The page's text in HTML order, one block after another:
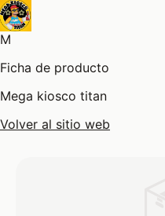
M
Ficha de producto
Mega kiosco titan
Volver al sitio web